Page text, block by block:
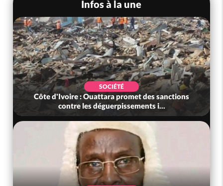
Infos à la une
SOCIÉTÉ
Côte d'Ivoire : Ouattara promet des sanctions
contre les déguerpissements i...